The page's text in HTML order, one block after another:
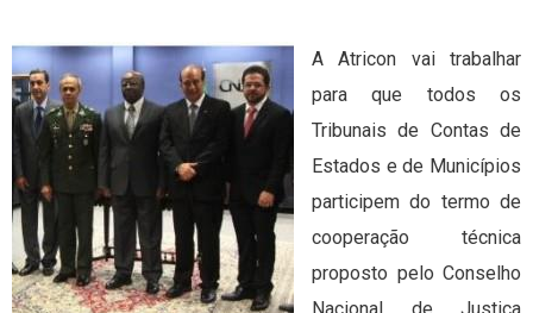
A Atricon vai trabalhar
para que todos os
Tribunais de Contas de
Estados e de Municípios
participem do termo de
cooperação técnica
proposto pelo Conselho